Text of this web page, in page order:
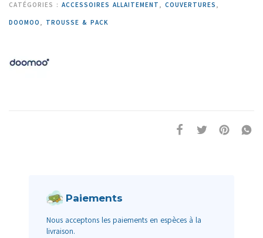
CATÉGORIES : ACCESSOIRES ALLAITEMENT , COUVERTURES ,
DOOMOO , TROUSSE & PACK
Paiements
Nous acceptons les paiements en espèces à la
livraison.